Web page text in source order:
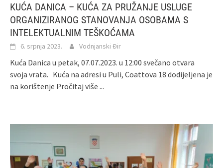
KUĆA DANICA – KUĆA ZA PRUŽANJE USLUGE
ORGANIZIRANOG STANOVANJA OSOBAMA S
INTELEKTUALNIM TEŠKOĆAMA
6. srpnja 2023. Vodnjanski Đir
Kuća Danica u petak, 07.07.2023. u 12:00 svečano otvara
svoja vrata. Kuća na adresi u Puli, Coattova 18 dodijeljena je
na korištenje Pročitaj više ...